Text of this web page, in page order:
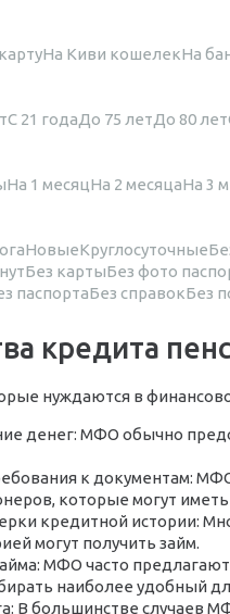
На Киви кошелекНа
С 21 годаДо 75 летДо 80 лет
На 1 месяцНа 2 месяцаНа 3
НовыеКруглосуточные
Без картыБез фото
паспортаБез справокБез
кредита
нуждаются в
денег: МФО обычно
к документам: МФО
которые могут
кредитной истории:
могут получить займ.
МФО часто
наиболее удобный
В большинстве случаев